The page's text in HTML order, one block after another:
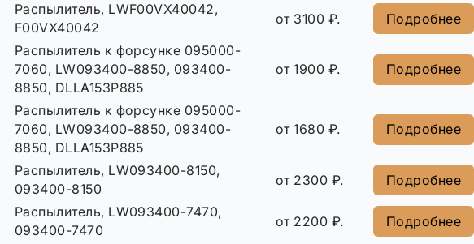
Распылитель, LWF00VX40042,
F00VX40042
от 3100 ₽. Подробнее
Распылитель к форсунке 095000-
7060, LW093400-8850, 093400-
8850, DLLA153P885
от 1900 ₽. Подробнее
Распылитель к форсунке 095000-
7060, LW093400-8850, 093400-
8850, DLLA153P885
от 1680 ₽. Подробнее
Распылитель, LW093400-8150,
093400-8150
от 2300 ₽.
Подробнее
Распылитель, LW093400-7470,
093400-7470
от 2200 ₽.
Подробнее